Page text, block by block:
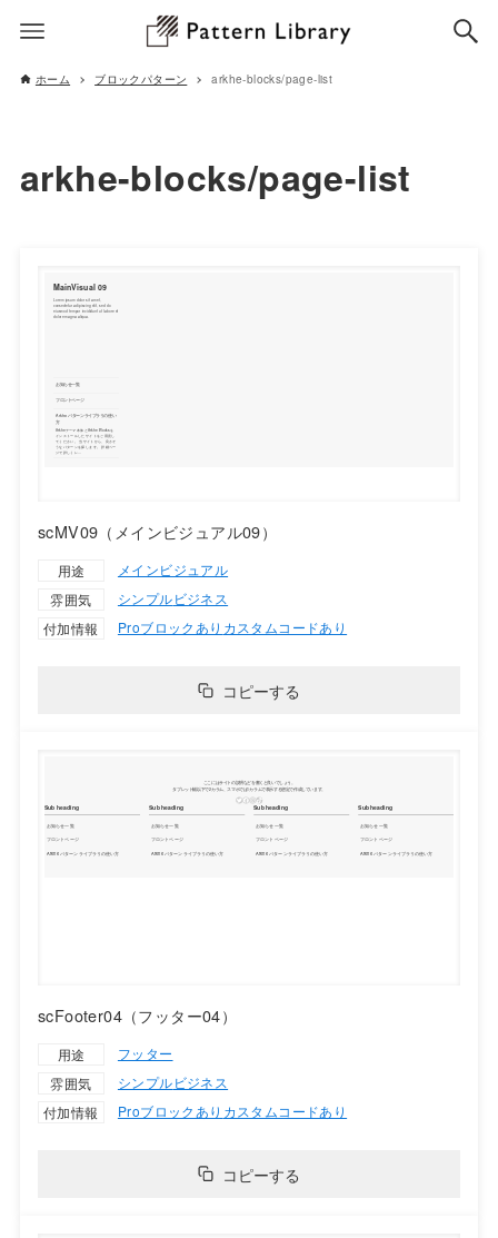
ホーム ブロックパターン arkhe-blocks/page-list
arkhe-blocks/page-list
scMV09（メインビジュアル09）
用途
メインビジュアル
雰囲気
シンプルビジネス
付加情報
Proブロックあり カスタムコードあり
コピーする
scFooter04（フッター04）
用途
フッター
雰囲気
シンプルビジネス
付加情報
Proブロックあり カスタムコードあり
コピーする